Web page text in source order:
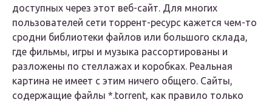
доступных через этот веб-сайт. Для многих
пользователей сети торрент-ресурс кажется чем-то
сродни библиотеки файлов или большого склада,
где фильмы, игры и музыка рассортированы и
разложены по стеллажах и коробках. Реальная
картина не имеет с этим ничего общего. Сайты,
содержащие файлы *.torrent, как правило только